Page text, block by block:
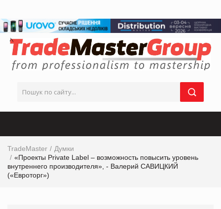
TradeMaster
Думки
«Проекты Private Label – возможность повысить уровень
внутреннего производителя», - Валерий САВИЦКИЙ
(«Евроторг»)